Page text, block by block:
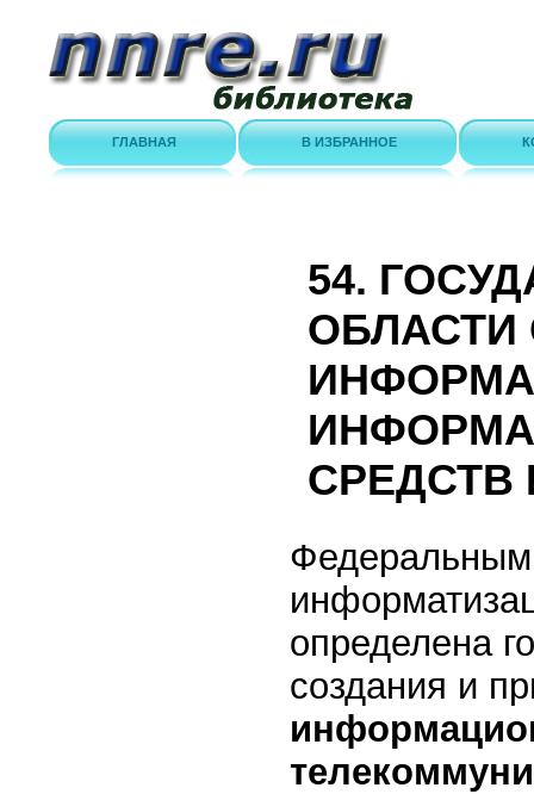
ГЛАВНАЯ В ИЗБРАННОЕ
54.
ОБЛАСТИ
СРЕДСТВ
определена
создания и